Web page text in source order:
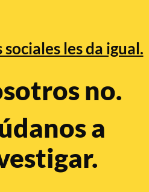
sociales les da igual.
no.
a
Especial
Papa que robó